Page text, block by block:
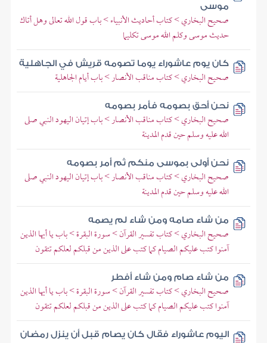
موسى
صحيح البخاري > كتاب أحاديث الأنبياء > باب قول الله تعالى وهل أتاك
حديث موسى وكلم الله موسى تكليما
كان يوم عاشوراء يوما تصومه قريش في الجاهلية
صحيح البخاري > كتاب مناقب الأنصار > باب أيام الجاهلية
نحن أحق بصومه فأمر بصومه
صحيح البخاري > كتاب مناقب الأنصار > باب إتيان اليهود النبي صلى
الله عليه وسلم حين قدم المدينة
نحن أولى بموسى منكم ثم أمر بصومه
صحيح البخاري > كتاب مناقب الأنصار > باب إتيان اليهود النبي صلى
الله عليه وسلم حين قدم المدينة
من شاء صامه ومن شاء لم يصمه
صحيح البخاري > كتاب تفسير القرآن > سورة البقرة > باب يا أيها الذين
آمنوا كتب عليكم الصيام كما كتب على الذين من قبلكم لعلكم تتقون
من شاء صام ومن شاء أفطر
صحيح البخاري > كتاب تفسير القرآن > سورة البقرة > باب يا أيها الذين
آمنوا كتب عليكم الصيام كما كتب على الذين من قبلكم لعلكم تتقون
اليوم عاشوراء فقال كان يصام قبل أن ينزل رمضان